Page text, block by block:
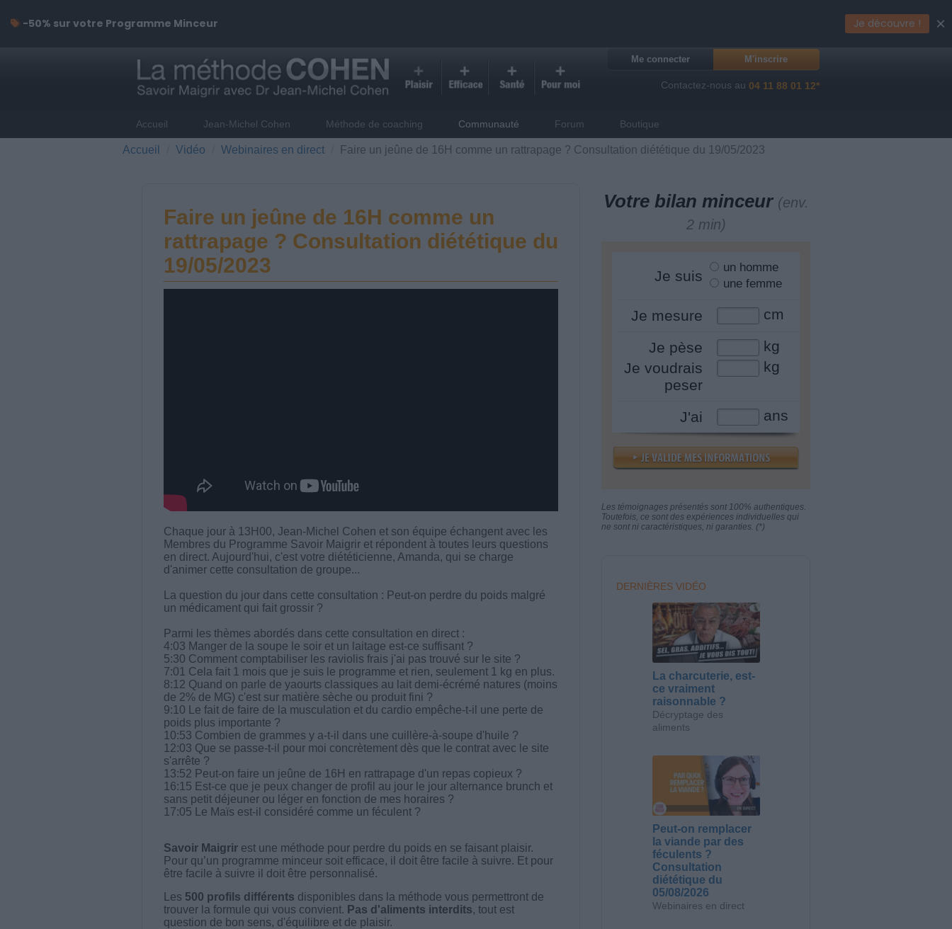
Me connecter M'inscrire
Contactez-nous au 04 11 88 01 12*
Accueil Jean-Michel Cohen Méthode de coaching Communauté Forum Boutique
Accueil Vidéo Webinaires en direct Faire un jeûne de 16H comme un rattrapage ? Consultation diététique du 19/05/2023
Faire un jeûne de 16H comme un
rattrapage ? Consultation diététique du
19/05/2023
Chaque jour à 13H00, Jean-Michel Cohen et son équipe échangent avec les
Membres du Programme Savoir Maigrir et répondent à toutes leurs questions
en direct. Aujourd'hui, c'est votre diététicienne, Amanda, qui se charge
d'animer cette consultation de groupe...
La question du jour dans cette consultation : Peut-on perdre du poids malgré
un médicament qui fait grossir ?
Parmi les thèmes abordés dans cette consultation en direct :
4:03 Manger de la soupe le soir et un laitage est-ce suffisant ?
5:30 Comment comptabiliser les raviolis frais j'ai pas trouvé sur le site ?
7:01 Cela fait 1 mois que je suis le programme et rien, seulement 1 kg en plus.
8:12 Quand on parle de yaourts classiques au lait demi-écrémé natures (moins
de 2% de MG) c'est sur matière sèche ou produit fini ?
9:10 Le fait de faire de la musculation et du cardio empêche-t-il une perte de
poids plus importante ?
10:53 Combien de grammes y a-t-il dans une cuillère-à-soupe d'huile ?
12:03 Que se passe-t-il pour moi concrètement dès que le contrat avec le site
s'arrête ?
13:52 Peut-on faire un jeûne de 16H en rattrapage d'un repas copieux ?
16:15 Est-ce que je peux changer de profil au jour le jour alternance brunch et
sans petit déjeuner ou léger en fonction de mes horaires ?
17:05 Le Maïs est-il considéré comme un féculent ?
Savoir Maigrirest une méthode pour perdre du poids en se faisant plaisir.
Pour qu’un programme minceur soit efficace, il doit être facile à suivre. Et pour
être facile à suivre il doit être personnalisé.
Les 500 profils différents disponibles dans la méthode vous permettront de
trouver la formule qui vous convient. Pas d'aliments interdits, tout est
question de bon sens, d'équilibre et de plaisir.
Votre bilan minceur (env.
2 min)
Je suis
un homme
une femme
Je mesure cm
Je pèse
kg
Je voudrais
peser
kg
J'ai ans
Les témoignages présentés sont 100% authentiques.
Toutefois, ce sont des expériences individuelles qui
ne sont ni caractéristiques, ni garanties. (*)
DERNIÈRES VIDÉO
La charcuterie, est-
ce vraiment
raisonnable ?
Décryptage des
aliments
Peut-on remplacer
la viande par des
féculents ?
Consultation
diététique du
05/08/2026
Webinaires en direct
-50% sur votre Programme Minceur Je découvre ! ×